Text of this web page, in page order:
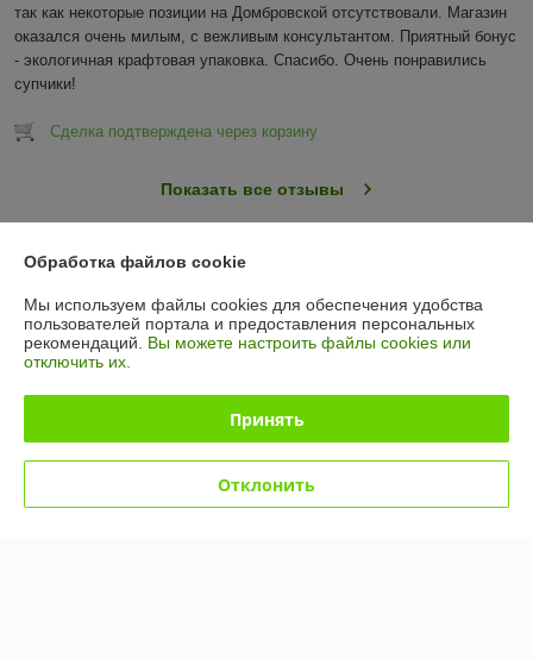
так как некоторые позиции на Домбровской отсутствовали. Магазин
оказался очень милым, с вежливым консультантом. Приятный бонус
- экологичная крафтовая упаковка. Спасибо. Очень понравились
супчики!
Сделка подтверждена через корзину
Показать все отзывы
О нас
Контакты
График работы
Обработка файлов cookie
Мы используем файлы cookies для обеспечения удобства
пользователей портала и предоставления персональных
рекомендаций. Вы можете настроить файлы cookies или
отключить их.
Принять
Отклонить